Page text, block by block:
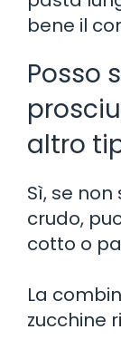
bene il
Posso
altro
Sì, se
crudo,
cotto o
La
zucchine